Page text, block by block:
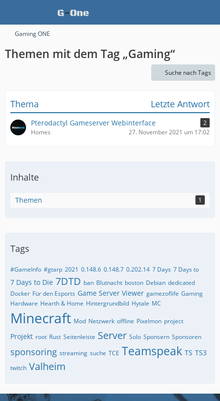
Gaming ONE
Themen mit dem Tag „Gaming“
Suche nach Tags
Thema Letzte Antwort
Pterodactyl Gameserver Webinterface
2
Homes
27. November 2021 um 17:02
Inhalte
Themen 1
Tags
#GameInfo #gtarp 2021 0.148.6 0.148.7 0.202.14 7 Days 7 Days to
7 Days to Die 7DTD ban Blutnacht boston Debian dedicated
Docker Für den Esports Game Server Viewer gamezoflife Gaming
Hardware Hearth & Home Hintergrundbild Hytale MC
Minecraft Mod Netzwerk offline Pixelmon project
Projekt root Rust Seitenleiste Server Solo Sponsern Sponsoren
sponsoring streaming suche TCE Teamspeak TS TS3
twitch Valheim